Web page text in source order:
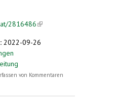
2816486(link is
2022-09-26
Sprachen: Feiern Sie mit!
von Kommentaren